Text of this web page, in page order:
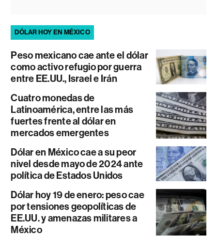
DÓLAR HOY EN MÉXICO
Peso mexicano cae ante el dólar
como activo refugio por guerra
entre EE.UU., Israel e Irán
Cuatro monedas de
Latinoamérica, entre las más
fuertes frente al dólar en
mercados emergentes
Dólar en México cae a su peor
nivel desde mayo de 2024 ante
política de Estados Unidos
Dólar hoy 19 de enero: peso cae
por tensiones geopolíticas de
EE.UU. y amenazas militares a
México